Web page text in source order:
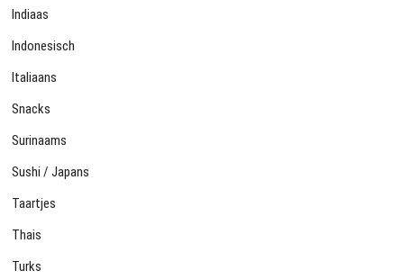
Indiaas
Indonesisch
Italiaans
Snacks
Surinaams
Sushi / Japans
Taartjes
Thais
Turks